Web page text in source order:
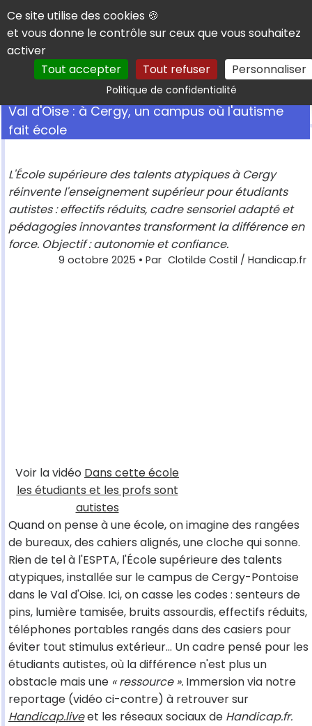
Panneau de gestion des cookies
Ce site utilise des cookies 🍪
et vous donne le contrôle sur ceux que vous souhaitez
activer
Tout accepter
Tout refuser Personnaliser
Politique de confidentialitéRechercher
Val d'Oise : à Cergy, un campus où l'autisme
fait école
L'École supérieure des talents atypiques à Cergy
réinvente l'enseignement supérieur pour étudiants
autistes : effectifs réduits, cadre sensoriel adapté et
pédagogies innovantes transforment la différence en
force. Objectif : autonomie et confiance.
9 octobre 2025 • Par Clotilde Costil / Handicap.fr
Voir la vidéo Dans cette école
les étudiants et les profs sont
autistes
Quand on pense à une école, on imagine des rangées
de bureaux, des cahiers alignés, une cloche qui sonne.
Rien de tel à l'ESPTA, l'École supérieure des talents
atypiques, installée sur le campus de Cergy-Pontoise
dans le Val d'Oise. Ici, on casse les codes : senteurs de
pins, lumière tamisée, bruits assourdis, effectifs réduits,
téléphones portables rangés dans des casiers pour
éviter tout stimulus extérieur... Un cadre pensé pour les
étudiants autistes, où la différence n'est plus un
obstacle mais une « ressource ». Immersion via notre
reportage (vidéo ci-contre) à retrouver sur
Handicap.liveet les réseaux sociaux de Handicap.fr.